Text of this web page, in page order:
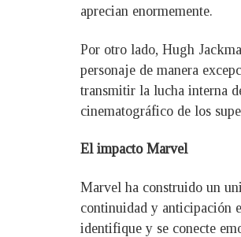
aprecian enormemente.
Por otro lado, Hugh
personaje de manera
transmitir la lucha interna
cinematográfico de los
El impacto Marvel
Marvel ha construido un
continuidad y anticipación
identifique y se conecte